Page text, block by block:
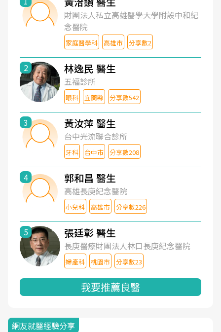
財團法人私立高雄醫學大學附設中和紀
念醫院
家庭醫學科 高雄市 分享數2
2 林逸民 醫生
五福診所
眼科 宜蘭縣 分享數542
3 黃汝萍 醫生
台中光流聯合診所
牙科 台中市 分享數208
4 郭和昌 醫生
高雄長庚紀念醫院
小兒科 高雄市 分享數226
5 張廷彰 醫生
長庚醫療財團法人林口長庚紀念醫院
婦產科 桃園市 分享數23
我要推薦良醫
網友就醫經驗分享